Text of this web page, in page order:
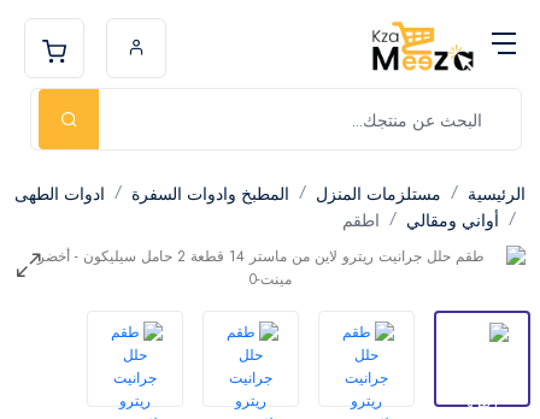
الرئيسية مستلزمات المنزل المطبخ وادوات السفرة
ادوات الطهى
أواني ومقالي
اطقم